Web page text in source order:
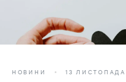
НОВИНИ 13 ЛИСТОПАДА